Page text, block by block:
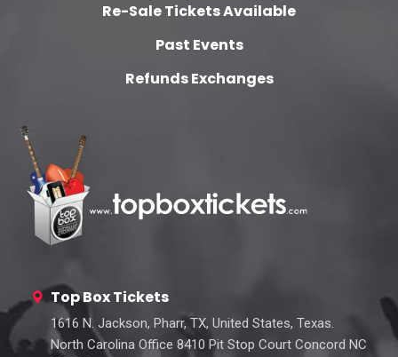
Re-Sale Tickets Available
Past Events
Refunds Exchanges
Top Box Tickets
1616 N. Jackson, Pharr, TX, United States, Texas.
North Carolina Office 8410 Pit Stop Court Concord NC